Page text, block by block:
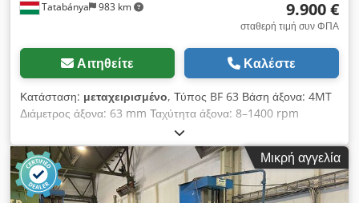
Tatabánya 983 km 9.900 €
σταθερή τιμή συν ΦΠΑ
Αιτηθείτε Καλέστε
Κατάσταση: μεταχειρισμένο, Τύπος BF 63 Βάση άξονα: 4MT
Διάμετρος άξονα: 63 mm Ταχύτητα άξονα: 8–1400 rpm
Μέγεθος τραπεζιού: 900 x 710 mm Διαδρομή διάτρησης: 560
mm Dsdpfx Acswrpy Rjqjkr Φόρτιση τραπεζιού: 2000 kg
Περιστρεφόμενο τραπέζι: 360 μοίρες
Μικρή αγγελία